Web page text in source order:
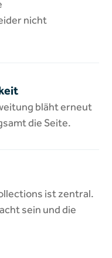
nicht
bläht erneut
die Seite.
ist zentral.
sein und die